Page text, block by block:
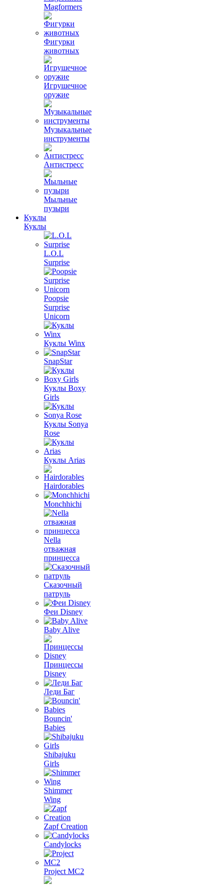
Magformers
Фигурки
животных
Игрушечное
оружие
Музыкальные
инструменты
Антистресс
Мыльные
пузыри
Куклы
Куклы
L.O.L
Surprise
Poopsie
Surprise
Unicorn
Куклы Winx
SnapStar
Куклы Boxy
Girls
Куклы Sonya
Rose
Куклы Arias
Hairdorables
Monchhichi
Nella
отважная
принцесса
Сказочный
патруль
Феи Disney
Baby Alive
Принцессы
Disney
Леди Баг
Bouncin'
Babies
Shibajuku
Girls
Shimmer
Wing
Zapf Creation
Candylocks
Project MС2